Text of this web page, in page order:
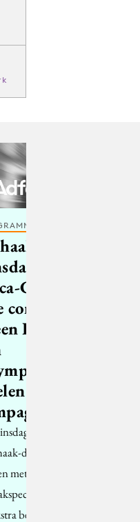
Cola:
combineer
EK- en
op Molblog
dinsdag.
met blogger en
Gonnie
bespreken we